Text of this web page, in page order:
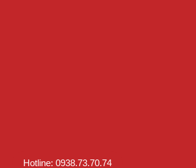
Hotline: 0938.73.70.74